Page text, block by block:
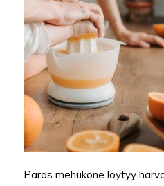
Paras mehukone löytyy